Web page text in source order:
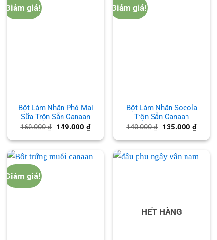
Giảm giá!
Bột Làm Nhân Phô Mai
Sữa Trộn Sẵn Canaan
160.000₫ Giá
là:
149.000 ₫Giá
hiện
tại
149.000 ₫.
Giảm giá!
Bột Làm Nhân Socola
Trộn Sẵn Canaan
140.000₫ Giá
là:
135.000 ₫Giá
hiện
tại
Giảm giá!
HẾT HÀNG